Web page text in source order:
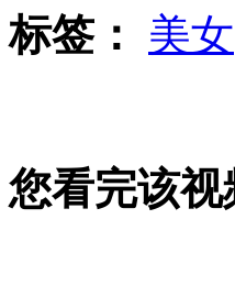
斯通:美日使亚洲面临战
标签：
美女
您看完该